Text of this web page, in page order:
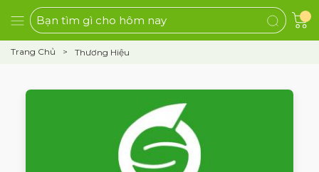
Trang Chủ Thương Hiệu